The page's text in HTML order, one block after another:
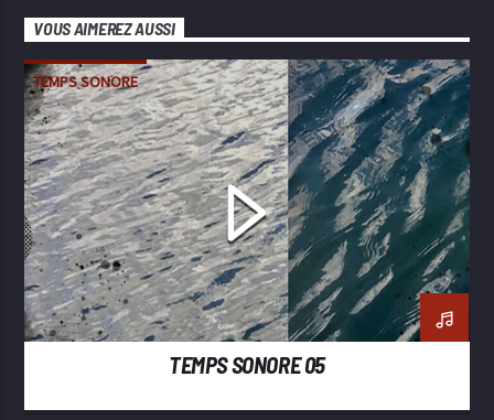
VOUS AIMEREZ AUSSI
TEMPS SONORE
TEMPS SONORE 05